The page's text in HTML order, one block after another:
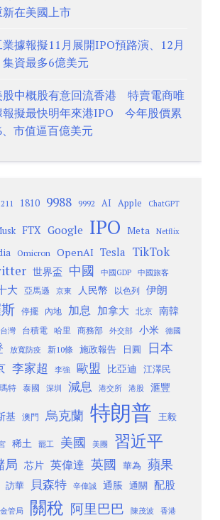
在美國上市
據報擬11月展開IPO預路演、12月
資最多6億美元
股中概股有意回流香港 特賣電商唯
報擬最快明年來港IPO 今年股價累
市值逼百億美元
1810 9988 9992 AI Apple ChatGPT
FTX Google IPO Meta Netflix
Omicron OpenAI Tesla TikTok
世界盃 中國 中國GDP 中國旅客
大 亞馬遜 京東 人民幣 以色列 伊朗
停擺 內地 加息 加拿大 北京
南韓
台灣 台積電 哈里 商務部 外交部 小米 德國
放寬防疫 新10條 施政報告 日圓 日本
李家超 李強 歐盟 比亞迪 江澤民
特 泰國 深圳 減息 港交所 港股 滙豐
基 澳門 烏克蘭 特朗普 王毅
稀土 罷工 美國 美團 習近平
局 芯片 英偉達 英國 華為 蘋果
訪華 貝森特 辛偉誠 通脹 通關 配股
金管局 關稅 阿里巴巴 陳茂波 香港